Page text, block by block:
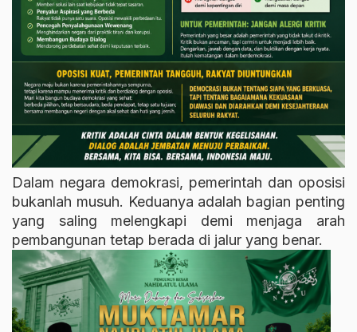
Dalam negara demokrasi, pemerintah dan oposisi
bukanlah musuh. Keduanya adalah bagian penting
yang saling melengkapi demi menjaga arah
pembangunan tetap berada di jalur yang benar.